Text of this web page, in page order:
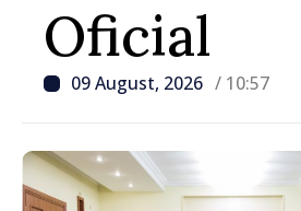
Oficial
09 August, 2026 / 10:57